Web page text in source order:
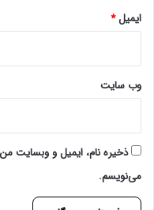
ایمیل*
وب‌ سایت
ذخیره نام، ایمیل و وبسایت
می‌نویسم.